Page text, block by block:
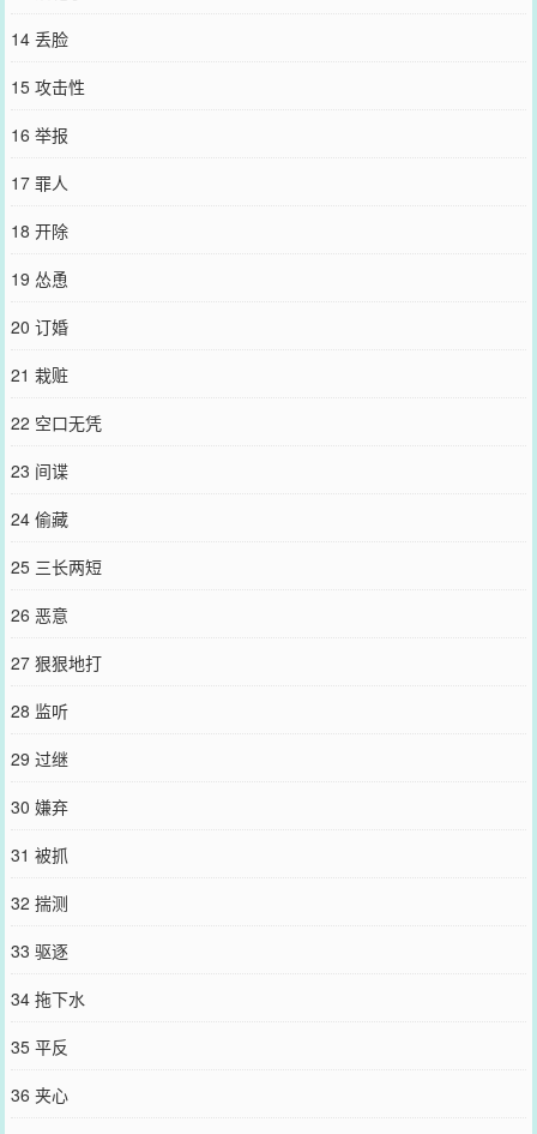
14 丢脸
15 攻击性
16 举报
17 罪人
18 开除
19 怂恿
20 订婚
21 栽赃
22 空口无凭
23 间谍
24 偷藏
25 三长两短
26 恶意
27 狠狠地打
28 监听
29 过继
30 嫌弃
31 被抓
32 揣测
33 驱逐
34 拖下水
35 平反
36 夹心